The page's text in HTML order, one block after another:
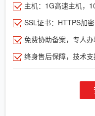
主机：1G高速主机，
SSL证书：HTTPS加
免费协助备案，专人
终身售后保障，技术